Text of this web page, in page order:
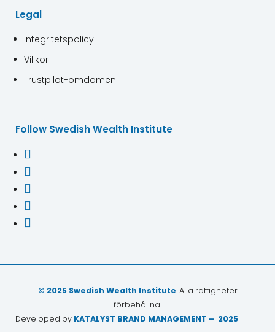
Legal
Integritetspolicy
Villkor
Trustpilot-omdömen
Follow Swedish Wealth Institute





© 2025 Swedish Wealth Institute. Alla rättigheter
förbehållna.
Developed by KATALYST BRAND MANAGEMENT – 2025